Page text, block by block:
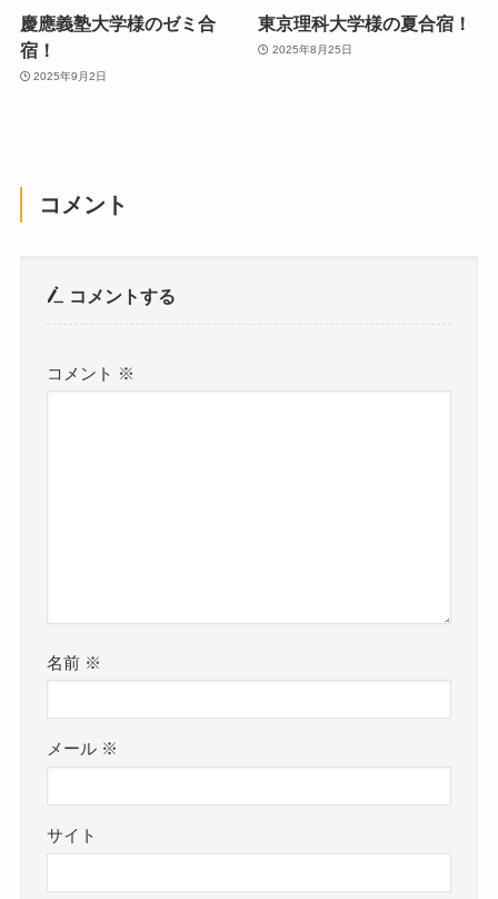
慶應義塾大学様のゼミ合
宿！
2025年9月2日
東京理科大学様の夏合宿！
2025年8月25日
コメント
コメントする
コメント ※
名前 ※
メール ※
サイト